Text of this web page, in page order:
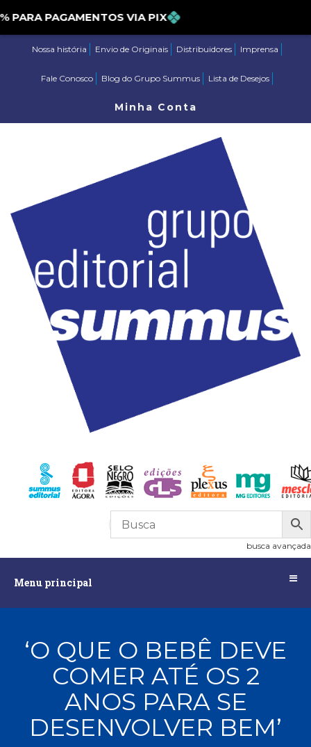
PAGAMENTOS VIA PIX
Nossa história Envio de Originais Distribuidores Imprensa
Fale Conosco Blog do Grupo Summus Lista de Desejos
Minha Conta
R$0,00
busca avançada
Menu principal
principalAssuntos
Administração,
Astrologia
(27)
Atualidades,
PROMOÇÕES
‘O QUE O BEBÊ DEVE
COMER ATÉ OS 2
ANOS PARA SE
DESENVOLVER BEM’